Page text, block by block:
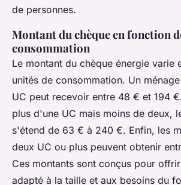
de personnes.
Montant du chèque en fonction
consommation
Le montant du chèque énergie varie
unités de consommation. Un
UC peut recevoir entre 48 € et 194
plus d'une UC mais moins de deux,
s'étend de 63 € à 240 €. Enfin, les
deux UC ou plus peuvent obtenir
Ces montants sont conçus pour
adapté à la taille et aux besoins du